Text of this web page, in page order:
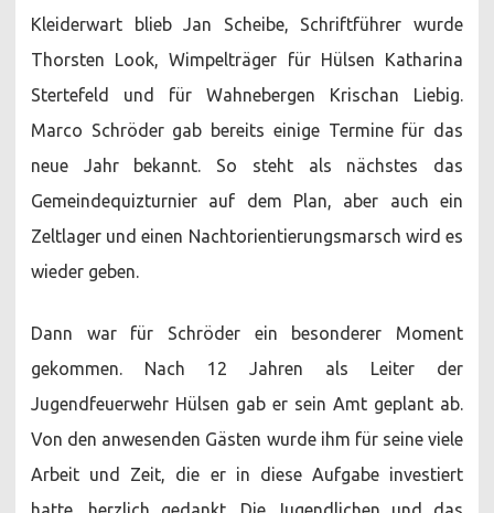
Kleiderwart blieb Jan Scheibe, Schriftführer wurde
Thorsten Look, Wimpelträger für Hülsen Katharina
Stertefeld und für Wahnebergen Krischan Liebig.
Marco Schröder gab bereits einige Termine für das
neue Jahr bekannt. So steht als nächstes das
Gemeindequizturnier auf dem Plan, aber auch ein
Zeltlager und einen Nachtorientierungsmarsch wird es
wieder geben.
Dann war für Schröder ein besonderer Moment
gekommen. Nach 12 Jahren als Leiter der
Jugendfeuerwehr Hülsen gab er sein Amt geplant ab.
Von den anwesenden Gästen wurde ihm für seine viele
Arbeit und Zeit, die er in diese Aufgabe investiert